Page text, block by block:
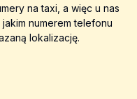
na taxi, a więc u nas
numerem telefonu
lokalizację.